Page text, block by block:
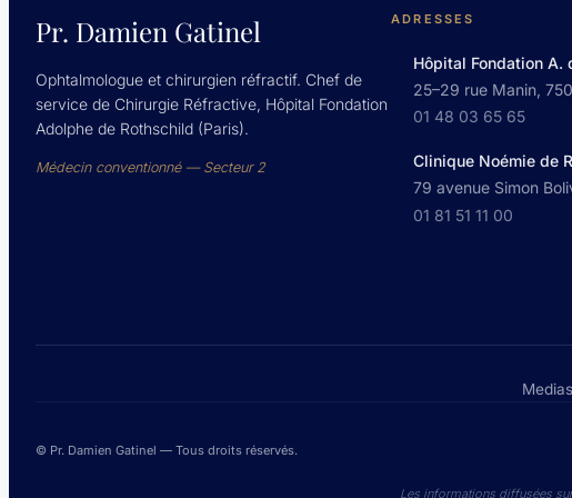
Pr. Damien Gatinel
Ophtalmologue et chirurgien réfractif. Chef de
service de Chirurgie Réfractive, Hôpital Fondation
Adolphe de Rothschild (Paris).
Médecin conventionné — Secteur 2
ADRESSES
Hôpital Fondation A.
25–29 rue Manin,
01 48 03 65 65
Clinique Noémie de
79 avenue Simon
01 81 51 11 00
© Pr. Damien Gatinel — Tous droits réservés.
Les informations diffusées